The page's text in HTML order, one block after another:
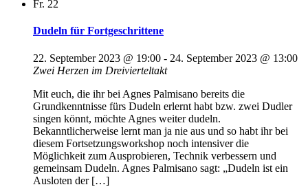
Fr. 22
Dudeln für Fortgeschrittene
22. September 2023 @ 19:00 - 24. September 2023 @ 13:00
Zwei Herzen im Dreivierteltakt
Mit euch, die ihr bei Agnes Palmisano bereits die
Grundkenntnisse fürs Dudeln erlernt habt bzw. zwei Dudler
singen könnt, möchte Agnes weiter dudeln.
Bekanntlicherweise lernt man ja nie aus und so habt ihr bei
diesem Fortsetzungsworkshop noch intensiver die
Möglichkeit zum Ausprobieren, Technik verbessern und
gemeinsam Dudeln. Agnes Palmisano sagt: „Dudeln ist ein
Ausloten der […]